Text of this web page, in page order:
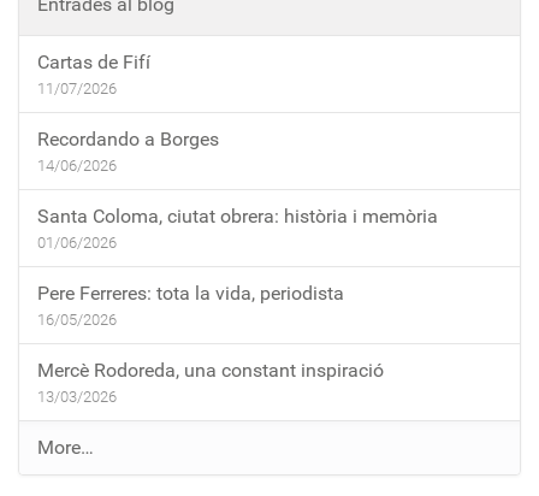
Cartas de Fifí
11/07/2026
Recordando a Borges
14/06/2026
Santa Coloma, ciutat obrera: història i memòria
01/06/2026
Pere Ferreres: tota la vida, periodista
16/05/2026
Mercè Rodoreda, una constant inspiració
13/03/2026
E
n
More…